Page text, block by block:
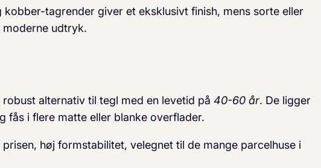
tagrender giver et eksklusivt finish, mens sorte eller
udtryk.
alternativ til tegl med en levetid på 40-60 år. De ligger
fås i flere matte eller blanke overflader.
høj formstabilitet, velegnet til de mange parcelhuse i